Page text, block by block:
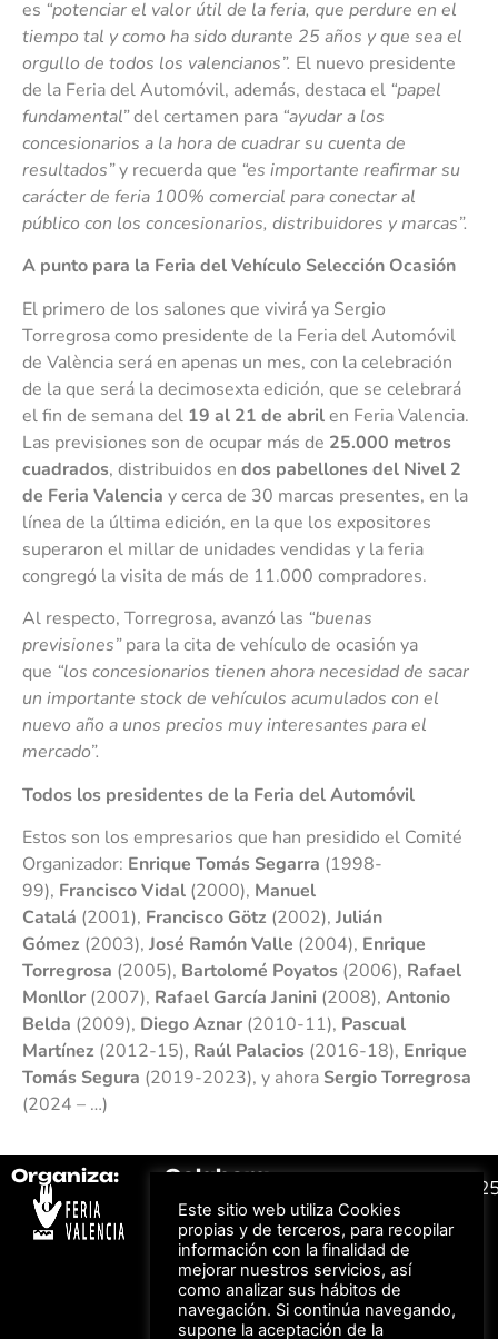
es “potenciar el valor útil de la feria, que perdure en el
tiempo tal y como ha sido durante 25 años y que sea el
orgullo de todos los valencianos”. El nuevo presidente
de la Feria del Automóvil, además, destaca el “papel
fundamental”del certamen para “ayudar a los
concesionarios a la hora de cuadrar su cuenta de
resultados”y recuerda que “es importante reafirmar su
carácter de feria 100% comercial para conectar al
público con los concesionarios, distribuidores y marcas”.
A punto para la Feria del Vehículo Selección Ocasión
El primero de los salones que vivirá ya Sergio
Torregrosa como presidente de la Feria del Automóvil
de València será en apenas un mes, con la celebración
de la que será la decimosexta edición, que se celebrará
el fin de semana del 19 al 21 de abrilen Feria Valencia.
Las previsiones son de ocupar más de 25.000 metros
cuadrados, distribuidos en dos pabellones del Nivel 2
de Feria Valencia y cerca de 30 marcas presentes, en la
línea de la última edición, en la que los expositores
superaron el millar de unidades vendidas y la feria
congregó la visita de más de 11.000 compradores.
Al respecto, Torregrosa, avanzó las “buenas
previsiones”para la cita de vehículo de ocasión ya
que “los concesionarios tienen ahora necesidad de sacar
un importante stock de vehículos acumulados con el
nuevo año a unos precios muy interesantes para el
mercado”.
Todos los presidentes de la Feria del Automóvil
Estos son los empresarios que han presidido el Comité
Organizador: Enrique Tomás Segarra (1998-
99), Francisco Vidal (2000), Manuel
Catalá (2001), Francisco Götz (2002), Julián
Gómez (2003), José Ramón Valle (2004), Enrique
Torregrosa (2005), Bartolomé Poyatos (2006), Rafael
Monllor (2007), Rafael García Janini (2008), Antonio
Belda (2009), Diego Aznar (2010-11), Pascual
Martínez (2012-15), Raúl Palacios (2016-18), Enrique
Tomás Segura (2019-2023), y ahora Sergio Torregrosa
(2024 – …)
Organiza: Colabora:
Bonos descuento para
los viajes a ferias
organizadas por Feria
Valencia al obtener tu
entrada
Aviso Legal –
de Privacidad
© Feria Valencia, todos
los derechos reservados
Este sitio web utiliza Cookies
propias y de terceros, para recopilar
información con la finalidad de
mejorar nuestros servicios, así
como analizar sus hábitos de
navegación. Si continúa navegando,
supone la aceptación de la